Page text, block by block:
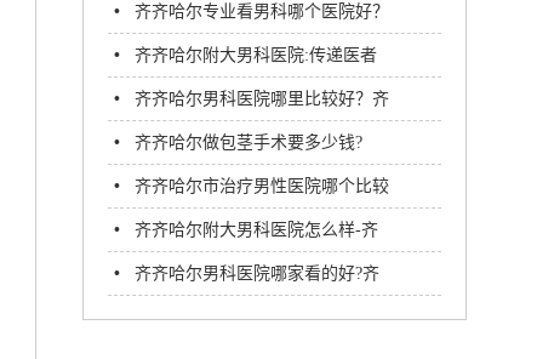
齐哈尔附大男科医院
• 齐齐哈尔专业看男科哪个医院好？
齐齐哈尔附大男科医院
• 齐齐哈尔附大男科医院:传递医者
温度,助力男性重获健康
• 齐齐哈尔男科医院哪里比较好？齐
齐哈尔附大男科医院
• 齐齐哈尔做包茎手术要多少钱?
• 齐齐哈尔市治疗男性医院哪个比较
好？齐市附大医院男科
• 齐齐哈尔附大男科医院怎么样-齐
齐哈尔附大男科医院
• 齐齐哈尔男科医院哪家看的好?齐
齐哈尔附大男科医院